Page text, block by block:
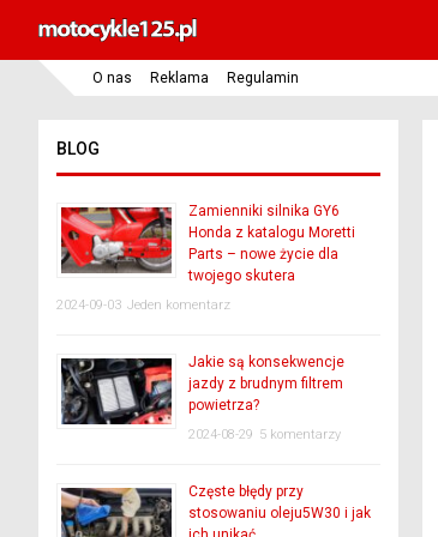
O nas Reklama Regulamin
BLOG
Zamienniki silnika GY6
Honda z katalogu Moretti
Parts – nowe życie dla
twojego skutera
2024-09-03 Jeden komentarz
Jakie są konsekwencje
jazdy z brudnym filtrem
powietrza?
2024-08-29 5 komentarzy
Częste błędy przy
stosowaniu oleju5W30 i jak